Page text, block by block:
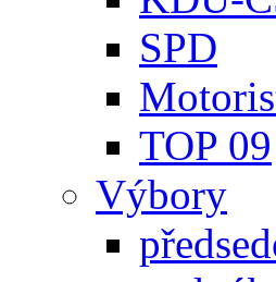
SPD
TOP 09
Výbory